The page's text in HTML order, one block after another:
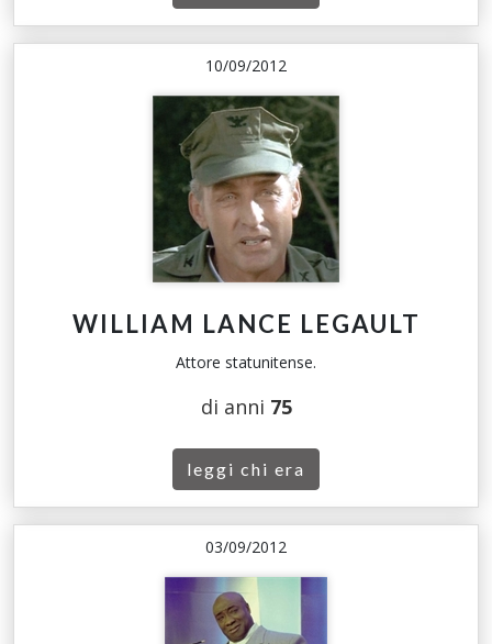
10/09/2012
WILLIAM LANCE LEGAULT
Attore statunitense.
di anni 75
leggi chi era
03/09/2012